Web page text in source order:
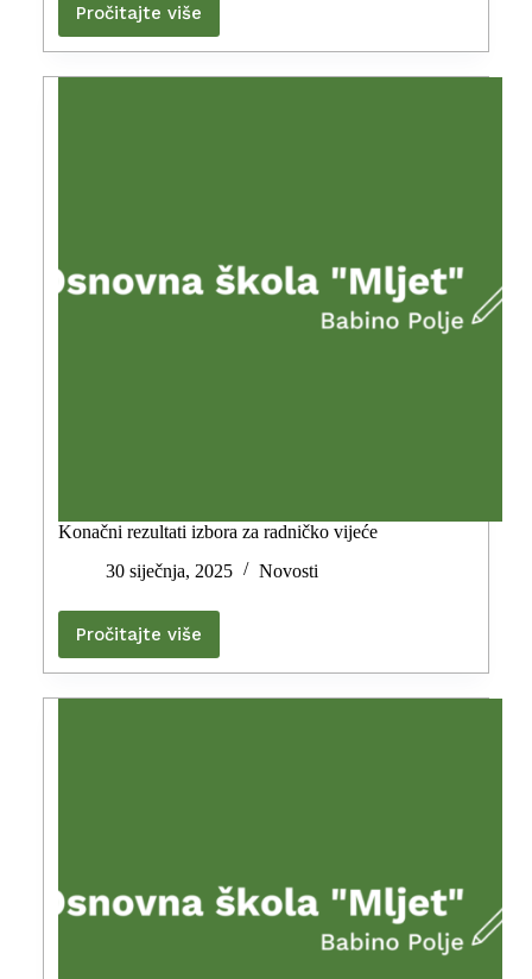
Pročitajte više
Konačni rezultati izbora za radničko vijeće
30 siječnja, 2025
Novosti
Pročitajte više